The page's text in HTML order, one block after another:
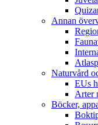
Annan
Naturvård
EUs
Arter
Böcker,